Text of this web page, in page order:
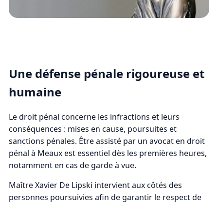
Une défense pénale rigoureuse et
humaine
Le droit pénal concerne les infractions et leurs
conséquences : mises en cause, poursuites et
sanctions pénales. Être assisté par un avocat en droit
pénal à Meaux est essentiel dès les premières heures,
notamment en cas de garde à vue.
Maître Xavier De Lipski intervient aux côtés des
personnes poursuivies afin de garantir le respect de